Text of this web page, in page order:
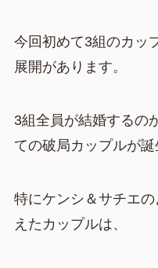
今回初めて3組のカッ
展開があります。
3組全員が結婚するの
ての破局カップルが誕
特にケンシ＆サチエ
えたカップルは、